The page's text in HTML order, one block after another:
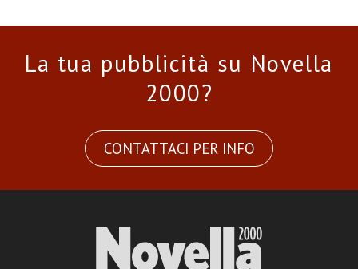
La tua pubblicità su Novella
2000?
CONTATTACI PER INFO